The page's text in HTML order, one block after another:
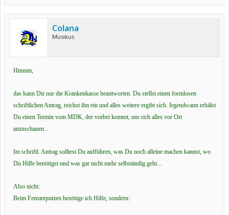
Colana
Musikus
Hmmm,
das kann Dir nur die Krankenkasse beantworten. Du stellst einen formlosen
schriftlichen Antrag, reichst ihn ein und alles weitere ergibt sich. Irgendwann erhälst
Du einen Termin vom MDK, der vorbei kommt, um sich alles vor Ort
anzuschauen...
Im schriftl. Antrag solltest Du aufführen, was Du noch alleine machen kannst, wo
Du Hilfe benötigst und was gar nicht mehr selbständig geht...
Also nicht:
Beim Fensterputzen benötige ich Hilfe, sondern: